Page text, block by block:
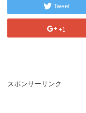
Tweet
+1
スポンサーリンク